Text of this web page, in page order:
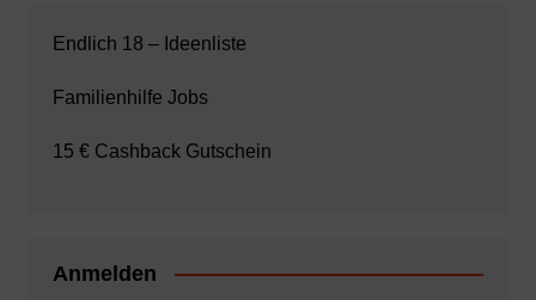
Endlich 18 – Ideenliste
Familienhilfe Jobs
15 € Cashback Gutschein
Anmelden